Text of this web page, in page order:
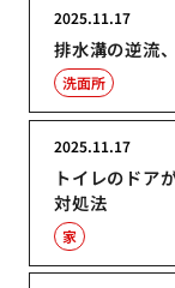
排水溝の逆流
2025.11.17
洗面所
トイレのドア
対処法
2025.11.17
家